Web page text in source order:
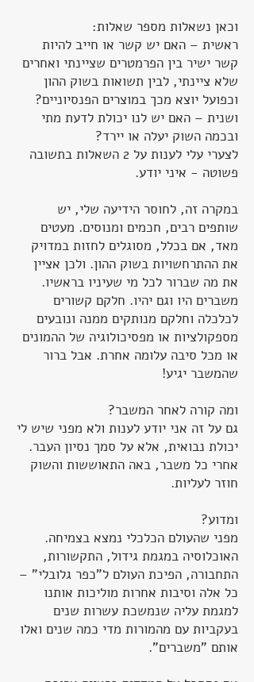
וכאן נשאלות מספר שאלות:
ראשית – האם יש קשר או חייב להיות
קשר ישיר בין הפרמטרים שציינתי ואחרים
שלא ציינתי, לבין תשואות בשוק ההון
וכפועל יוצא מכך במוצרים הפנסיוניים?
ושנית – האם יש לנו יכולת לדעת מתי
ובכמה השוק יעלה או יירד?
לצערי עלי לענות על 2 השאלות בתשובה
פשוטה - איני יודע.
במקרה זה, לחוסר הידיעה שלי, יש
שותפים רבים, חכמים ומנוסים. מעטים
מאד, אם בכלל, מסוגלים לחזות במדויק
את ההתרחשויות בשוק ההון. ולכן אציין
את מה שברור לכל מי שעיניו בראשיו.
משברים היו וגם יהיו. חלקם קשורים
לכלכלה וחלקם מנותקים ממנה ונובעים
מספקולציות או מפסיכולוגיה של ההמונים
או מכל סיבה עלומה אחרת. אבל ברור
שהמשבר יגיע!
ומה קורה לאחר המשבר?
גם על זה אני יודע לענות ולא מפני שיש לי
יכולת נבואית, אלא על סמך נסיון העבר.
אחרי כל משבר, באה התאוששות והשוק
חוזר לעליות.
ומדוע?
מפני שהעולם הכלכלי נמצא בצמיחה.
האוכלוסיה במגמת גידול, התקשורות,
התחבורה, הפיכת העולם ל"כפר גלובלי" –
כל אלה וסיבות אחרות מוליכות אותנו
למגמת עליה שנמשכת עשרות שנים
בעקביות עם מהמורות מדי כמה שנים ואלו
אותם "משברים".